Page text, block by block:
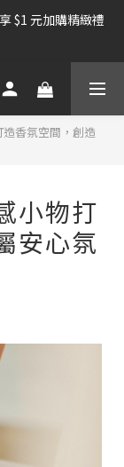
期間「含雷雕之
$1 元加購精緻禮
期間「含雷雕之
香氛空間，創造
小物打
安心氛